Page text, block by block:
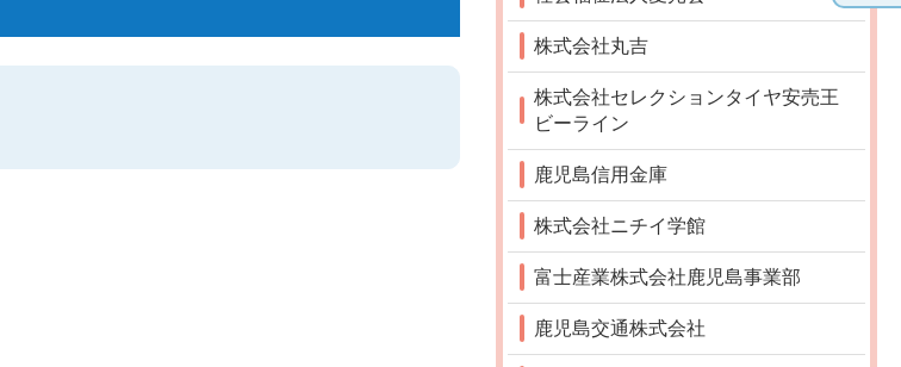
株式会社丸吉
株式会社セレクションタイヤ安売王
ビーライン
鹿児島信用金庫
株式会社ニチイ学館
富士産業株式会社鹿児島事業部
鹿児島交通株式会社